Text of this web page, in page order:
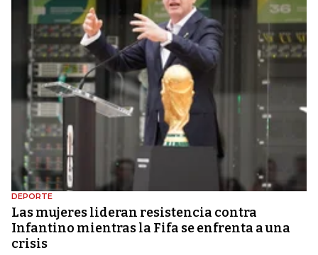
DEPORTE
Las mujeres lideran resistencia contra
Infantino mientras la Fifa se enfrenta a una
crisis